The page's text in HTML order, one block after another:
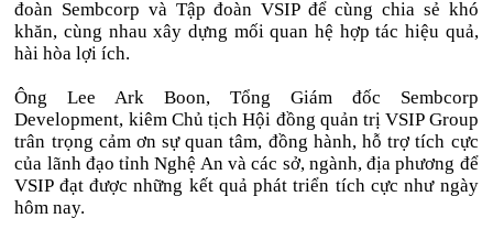
đoàn Sembcorp và Tập đoàn VSIP để cùng chia sẻ khó
khăn, cùng nhau xây dựng mối quan hệ hợp tác hiệu quả,
hài hòa lợi ích.
Ông Lee Ark Boon, Tổng Giám đốc Sembcorp
Development, kiêm Chủ tịch Hội đồng quản trị VSIP Group
trân trọng cảm ơn sự quan tâm, đồng hành, hỗ trợ tích cực
của lãnh đạo tỉnh Nghệ An và các sở, ngành, địa phương để
VSIP đạt được những kết quả phát triển tích cực như ngày
hôm nay.